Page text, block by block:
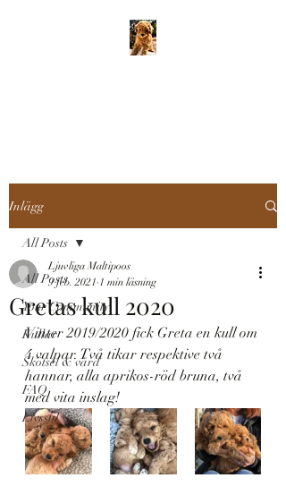
Inlägg
All Posts
Your Community
Kullar
Skötsel & vård
FAQ
Livsstil
All Posts
Gretas kull 2020
Ljuvliga Maltipoos
9 feb. 2021 1 min läsning
Vinter 2019/2020 fick Greta en kull om
4 valpar. Två tikar respektive två
hannar, alla aprikos-röd bruna, två
med vita inslag!